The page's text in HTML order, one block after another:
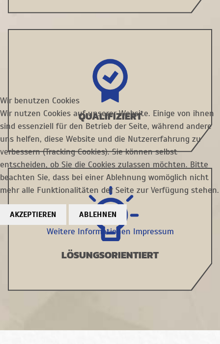
QUALIFIZIERT
LÖSUNGSORIENTIERT
Wir benutzen Cookies
Wir nutzen Cookies auf unserer Website. Einige von ihnen
sind essenziell für den Betrieb der Seite, während andere
uns helfen, diese Website und die Nutzererfahrung zu
verbessern (Tracking Cookies). Sie können selbst
entscheiden, ob Sie die Cookies zulassen möchten. Bitte
beachten Sie, dass bei einer Ablehnung womöglich nicht
mehr alle Funktionalitäten der Seite zur Verfügung stehen.
AKZEPTIEREN ABLEHNEN
Weitere Informationen Impressum